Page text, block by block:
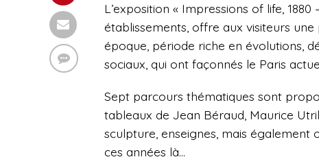
L’exposition « Impressions of life, 1880
établissements, offre aux visiteurs
époque, période riche en évolutions,
sociaux, qui ont façonnés le Paris
Sept parcours thématiques sont
tableaux de Jean Béraud, Maurice
sculpture, enseignes, mais également
ces années là…